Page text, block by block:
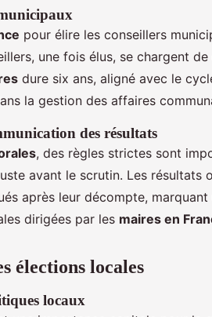
pour élire les conseillers
une fois élus, se chargent
dure six ans, aligné avec le
la gestion des affaires
des résultats
, des règles strictes sont
avant le scrutin. Les résultats
après leur décompte,
dirigées par les maires en
élections locales
locaux